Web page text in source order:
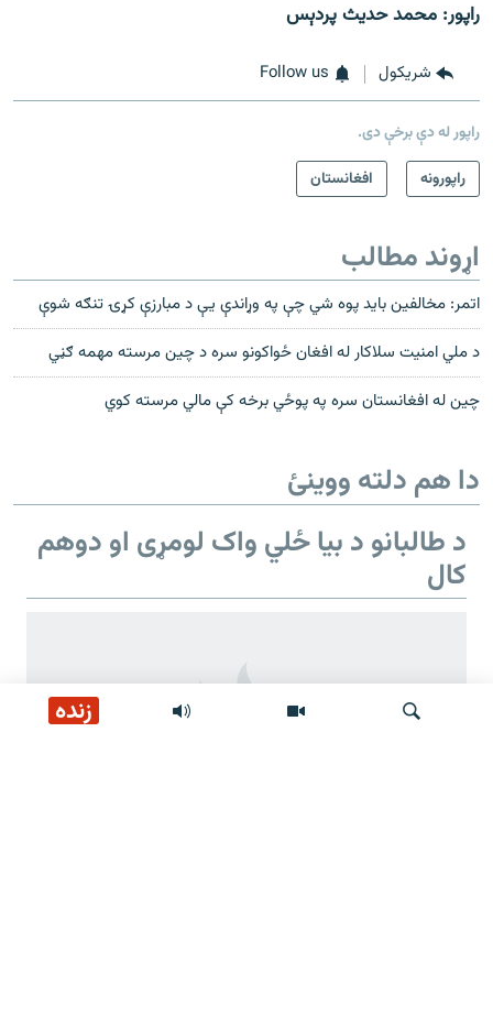
زنده
راپور: محمد حدیث پردېس
شريکول Follow us
راپور له دې برخې دی.
راپورونه
افغانستان
اړوند مطالب
اتمر: مخالفین باید پوه شي چې په وړاندې یې د مبارزې کړۍ تنګه شوې
د ملي امنیت سلاکار له افغان ځواکونو سره د چین مرسته مهمه ګڼي
چین له افغانستان سره په پوځي برخه کې مالي مرسته کوي
دا هم دلته ووینئ
د طالبانو د بیا ځلي واک لومړی او دوهم
کال